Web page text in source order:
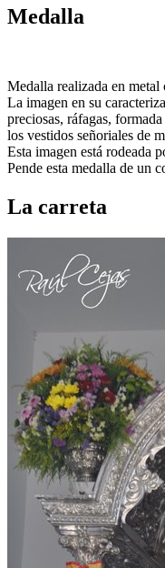
Medalla
Medalla realizada en
La imagen en su
preciosas, ráfagas,
los vestidos señoriales de
Esta imagen está rodeada
Pende esta medalla de un
La carreta